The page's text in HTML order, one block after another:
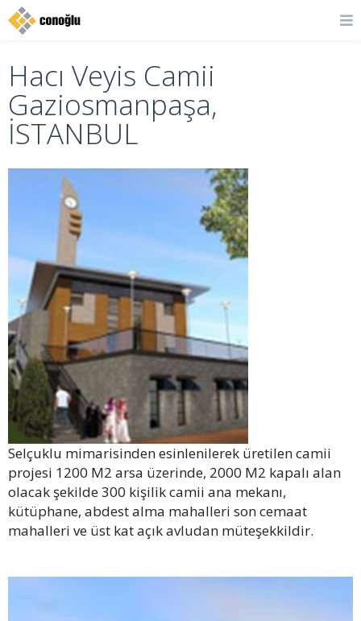
Hacı Veyis Camii
Gaziosmanpaşa,
İSTANBUL
Selçuklu mimarisinden esinlenilerek üretilen camii
projesi 1200 M2 arsa üzerinde, 2000 M2 kapalı alan
olacak şekilde 300 kişilik camii ana mekanı,
kütüphane, abdest alma mahalleri son cemaat
mahalleri ve üst kat açık avludan müteşekkildir.